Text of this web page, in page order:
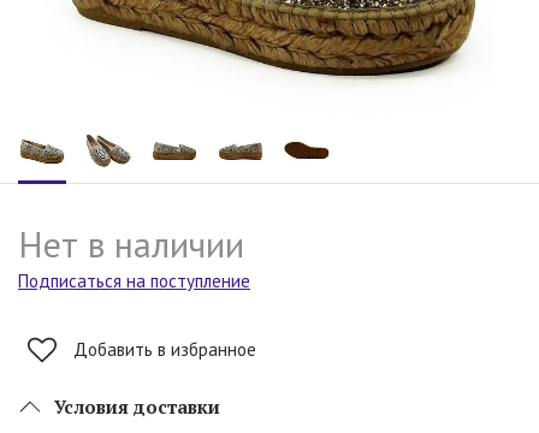
Нет в наличии
Подписаться на поступление
Добавить в избранное
Условия доставки